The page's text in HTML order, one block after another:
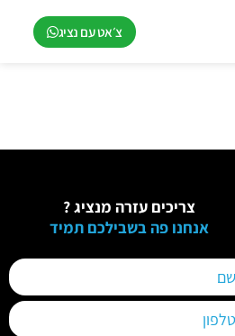
צ׳אט עם נציג
צריכים עזרה מנציג ?
אנחנו פה בשבילכם תמיד